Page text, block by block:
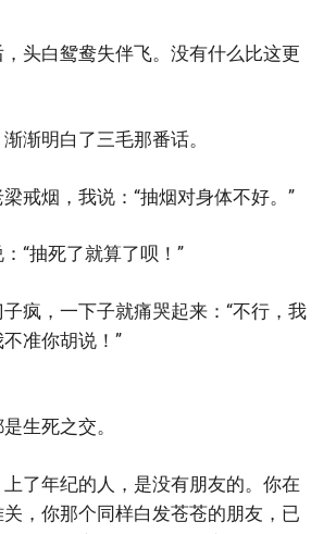
头白鸳鸯失伴飞。没有什么比这更
渐明白了三毛那番话。
戒烟，我说：“抽烟对身体不好。”
“抽死了就算了呗！”
疯，一下子就痛哭起来：“不行，我
准你胡说！”
生死之交。
了年纪的人，是没有朋友的。你在
，你那个同样白发苍苍的朋友，已